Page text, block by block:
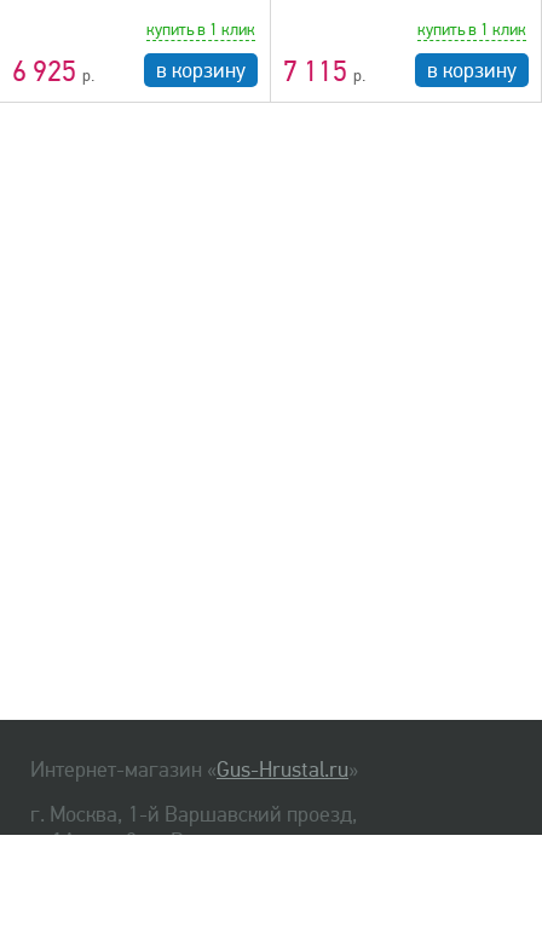
6 925
купить в 1 клик
в корзину 7 115
купить в 1 клик
в корзину
Интернет-магазин «Gus-Hrustal.ru»
г. Москва, 1-й Варшавский проезд,
д. 1А, стр. 3, м. Варшавская